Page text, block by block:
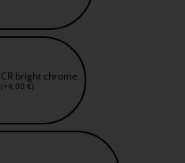
CR bright chrome
(+4,00 €)